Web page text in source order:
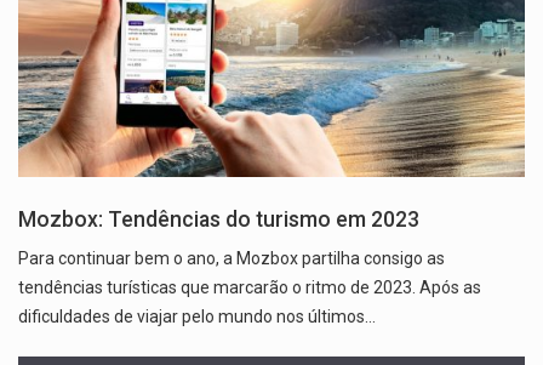
Mozbox: Tendências do turismo em 2023
Para continuar bem o ano, a Mozbox partilha consigo as
tendências turísticas que marcarão o ritmo de 2023. Após as
dificuldades de viajar pelo mundo nos últimos…